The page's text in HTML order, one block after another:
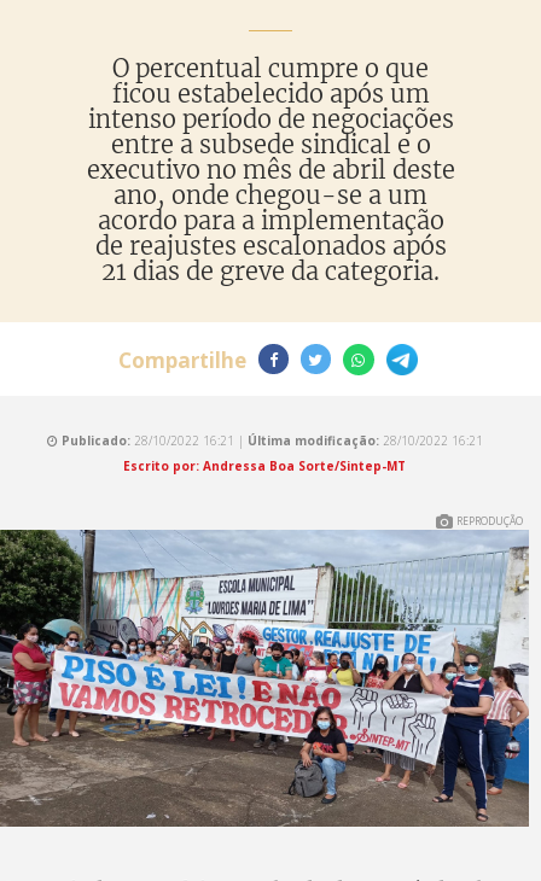
O percentual cumpre o que
ficou estabelecido após um
intenso período de negociações
entre a subsede sindical e o
executivo no mês de abril deste
ano, onde chegou-se a um
acordo para a implementação
de reajustes escalonados após
21 dias de greve da categoria.
Compartilhe
Publicado: 28/10/2022 16:21 | Última modificação: 28/10/2022 16:21
Escrito por: Andressa Boa Sorte/Sintep-MT
REPRODUÇÃO